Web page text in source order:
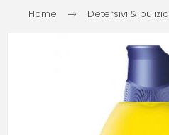
Home Detersivi & pulizia